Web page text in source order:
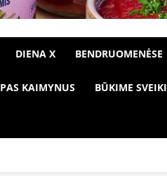
DIENA X BENDRUOMENĖSE
PAS KAIMYNUS BŪKIME SVEIKI